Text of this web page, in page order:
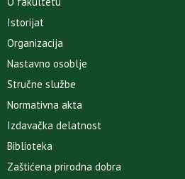
Istorijat
Organizacija
Nastavno osoblje
Stručne službe
Normativna akta
Izdavačka delatnost
Biblioteka
Zaštićena prirodna dobra